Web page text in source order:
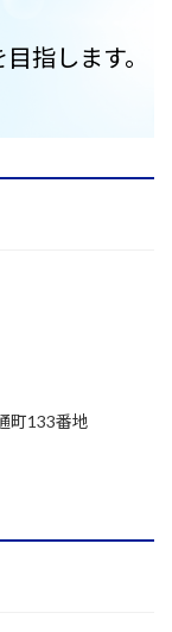
指します。
町133番地